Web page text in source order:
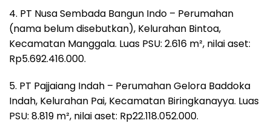
4. PT Nusa Sembada Bangun Indo – Perumahan
(nama belum disebutkan), Kelurahan Bintoa,
Kecamatan Manggala. Luas PSU: 2.616 m², nilai aset:
Rp5.692.416.000.
5. PT Pajjaiang Indah – Perumahan Gelora Baddoka
Indah, Kelurahan Pai, Kecamatan Biringkanayya. Luas
PSU: 8.819 m², nilai aset: Rp22.118.052.000.